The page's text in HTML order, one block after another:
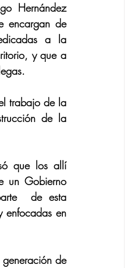
Hernández
encargan de
a la
y que a
trabajo de la
de la
que los allí
un Gobierno
de esta
enfocadas en
de